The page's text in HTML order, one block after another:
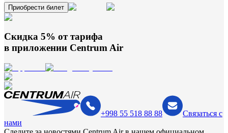
Приобрести билет
Скидка 5% от тарифа
в приложении Centrum Air
+998 55 518 88 88
Связаться с
нами